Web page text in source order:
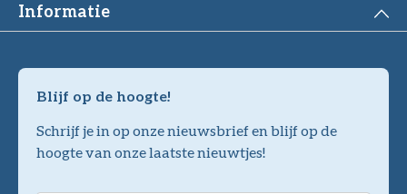
Informatie
Blijf op de hoogte!
Schrijf je in op onze nieuwsbrief en blijf op de
hoogte van onze laatste nieuwtjes!